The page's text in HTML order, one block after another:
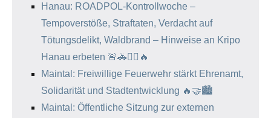
Hanau: ROADPOL-Kontrollwoche –
Tempoverstöße, Straftaten, Verdacht auf
Tötungsdelikt, Waldbrand – Hinweise an Kripo
Hanau erbeten 🚨🚓🕵️‍♂️🔥
Maintal: Freiwillige Feuerwehr stärkt Ehrenamt,
Solidarität und Stadtentwicklung 🔥🤝🏙️
Maintal: Öffentliche Sitzung zur externen